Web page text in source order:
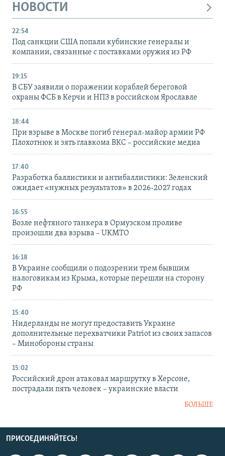
НОВОСТИ
22:54
Под санкции США попали кубинские генералы и
компании, связанные с поставками оружия из РФ
19:15
В СБУ заявили о поражении кораблей береговой
охраны ФСБ в Керчи и НПЗ в российском Ярославле
18:44
При взрыве в Москве погиб генерал-майор армии РФ
Плохотнюк и зять главкома ВКС – российские медиа
17:40
Разработка баллистики и антибаллистики: Зеленский
ожидает «нужных результатов» в 2026-2027 годах
16:55
Возле нефтяного танкера в Ормузском проливе
произошли два взрыва – UKMTO
16:18
В Украине сообщили о подозрении трем бывшим
налоговикам из Крыма, которые перешли на сторону
РФ
15:40
Нидерланды не могут предоставить Украине
дополнительные перехватчики Patriot из своих запасов
– Минобороны страны
15:02
Российский дрон атаковал маршрутку в Херсоне,
пострадали пять человек – украинские власти
БОЛЬШЕ
ПРИСОЕДИНЯЙТЕСЬ!